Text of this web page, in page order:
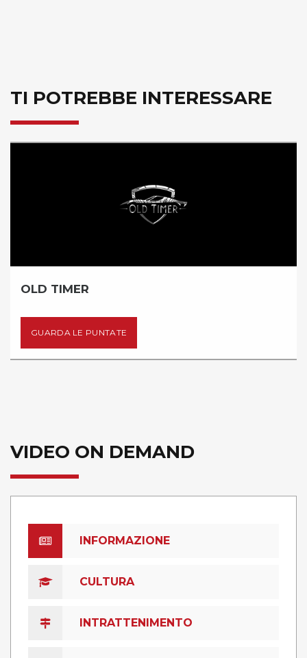
TI POTREBBE INTERESSARE
VIDEO ON DEMAND
INFORMAZIONE
CULTURA
INTRATTENIMENTO